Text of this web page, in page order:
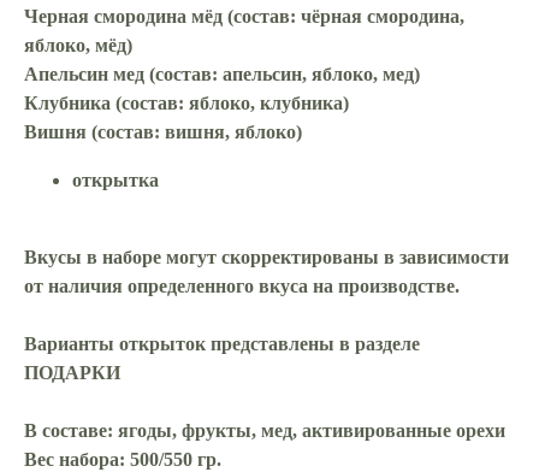
Черная смородина мёд (состав: чёрная смородина,
яблоко, мёд)
Апельсин мед (состав: апельсин, яблоко, мед)
Клубника (состав: яблоко, клубника)
Вишня (состав: вишня, яблоко)
открытка
Вкусы в наборе могут скорректированы в зависимости
от наличия определенного вкуса на производстве.
Варианты открыток представлены в разделе
ПОДАРКИ
В составе: ягоды, фрукты, мед, активированные орехи
Вес набора: 500/550 гр.